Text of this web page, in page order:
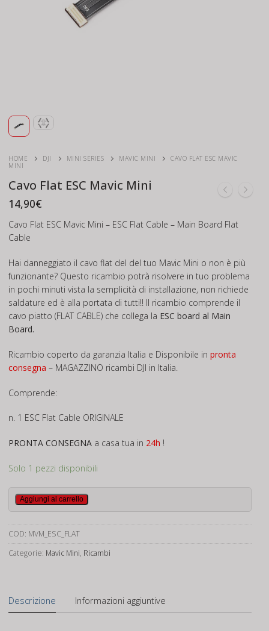
HOME DJI MINI SERIES MAVIC MINI
CAVO FLAT ESC MAVIC
MINI
Cavo Flat ESC Mavic Mini
14,90€
Cavo Flat ESC Mavic Mini – ESC Flat Cable – Main Board Flat
Cable
Hai danneggiato il cavo flat del del tuo Mavic Mini o non è più
funzionante? Questo ricambio potrà risolvere in tuo problema
in pochi minuti vista la semplicità di installazione, non richiede
saldature ed è alla portata di tutti!! Il ricambio comprende il
cavo piatto (FLAT CABLE) che collega la ESC board al Main
Board.
Ricambio coperto da garanzia Italia e Disponibile in pronta
consegna – MAGAZZINO ricambi DJI in Italia.
Comprende:
n. 1 ESC Flat Cable ORIGINALE
PRONTA CONSEGNA a casa tua in 24h !
Solo 1 pezzi disponibili
Cavo
Flat
ESC
Mavic
Mini
Aggiungi al carrello
COD: MVM_ESC_FLAT
Categorie: Mavic Mini, Ricambi
Descrizione Informazioni aggiuntive